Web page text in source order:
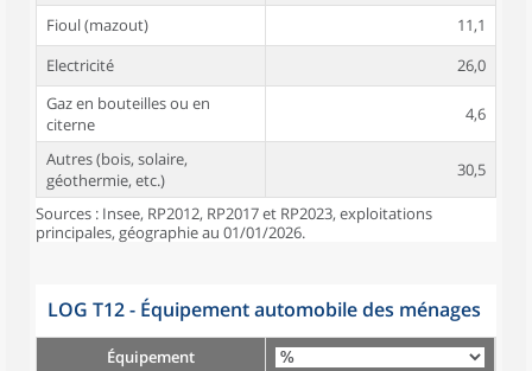
Fioul (mazout)
11,1
Electricité
26,0
Gaz en bouteilles ou en
citerne
4,6
Autres (bois, solaire,
géothermie, etc.)
30,5
Sources : Insee, RP2012, RP2017 et RP2023, exploitations
principales, géographie au 01/01/2026.
LOG T12 - Équipement automobile des ménages
Équipement